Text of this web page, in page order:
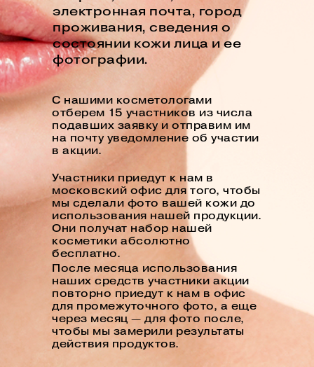
После месяца использования
наших средств участники акции
повторно приедут к нам в офис
для промежуточного фото, а еще
через месяц — для фото после,
чтобы мы замерили результаты
действия продуктов.
Участники приедут к нам в
московский офис для того, чтобы
мы сделали фото вашей кожи до
использования нашей продукции.
Они получат набор нашей
косметики абсолютно
бесплатно.
электронная почта, город
проживания, сведения о
состоянии кожи лица и ее
фотографии.
С нашими косметологами
отберем 15 участников из числа
подавших заявку и отправим им
на почту уведомление об участии
в акции.